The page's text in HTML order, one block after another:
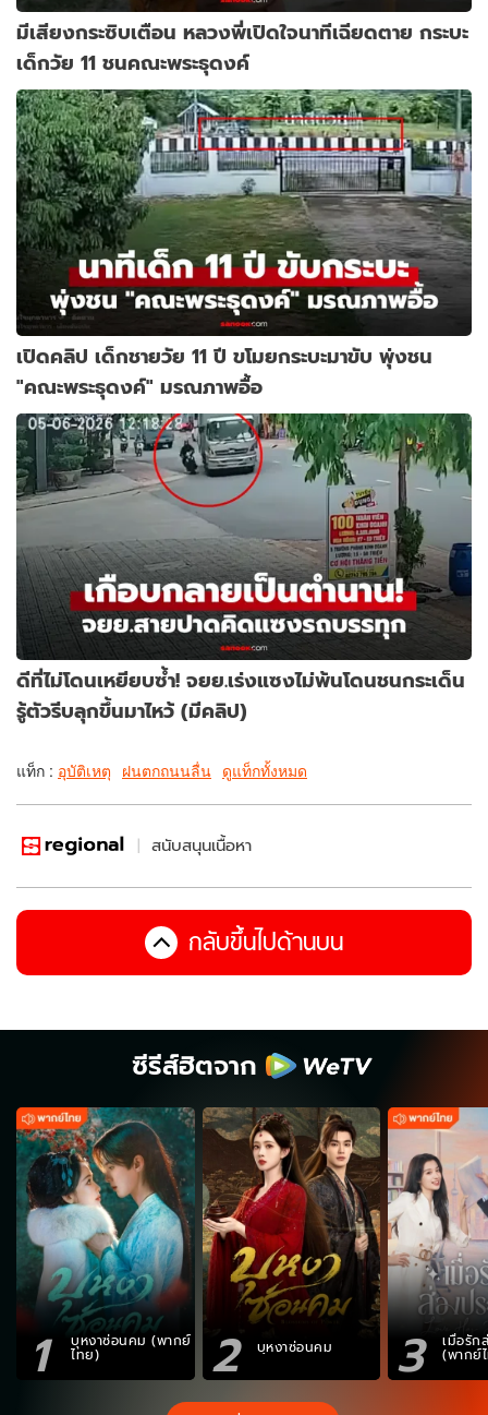
มีเสียงกระซิบเตือน หลวงพี่เปิดใจนาทีเฉียดตาย กระบะ
เด็กวัย 11 ชนคณะพระธุดงค์
เปิดคลิป เด็กชายวัย 11 ปี ขโมยกระบะมาขับ พุ่งชน
"คณะพระธุดงค์" มรณภาพอื้อ
ดีที่ไม่โดนเหยียบซ้ำ! จยย.เร่งแซงไม่พ้นโดนชนกระเด็น
รู้ตัวรีบลุกขึ้นมาไหว้ (มีคลิป)
แท็ก : อุบัติเหตุ ฝนตกถนนลื่น ดูแท็กทั้งหมด
สนับสนุนเนื้อหา
กลับขึ้นไปด้านบน
ซีรีส์ฮิตจาก
1 บุหงาซ่อนคม (พากย์
ไทย) 2 บุหงาซ่อนคม 3 เมื่อรัก
(พากย์